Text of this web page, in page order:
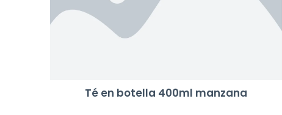
Té en botella 400ml manzana